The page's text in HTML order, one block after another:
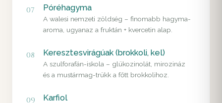
07 Póréhagyma
A walesi nemzeti zöldség – finomabb hagyma-
aroma, ugyanaz a fruktán + kvercetin alap.
08 Keresztesvirágúak (brokkoli, kel)
A szulforafán-iskola – glükozinolát, mirozináz
és a mustármag-trükk a főtt brokkolihoz.
09 Karfiol